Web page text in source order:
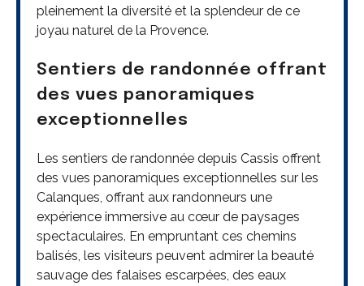
pleinement la diversité et la splendeur de ce
joyau naturel de la Provence.
Sentiers de randonnée offrant
des vues panoramiques
exceptionnelles
Les sentiers de randonnée depuis Cassis offrent
des vues panoramiques exceptionnelles sur les
Calanques, offrant aux randonneurs une
expérience immersive au cœur de paysages
spectaculaires. En empruntant ces chemins
balisés, les visiteurs peuvent admirer la beauté
sauvage des falaises escarpées, des eaux